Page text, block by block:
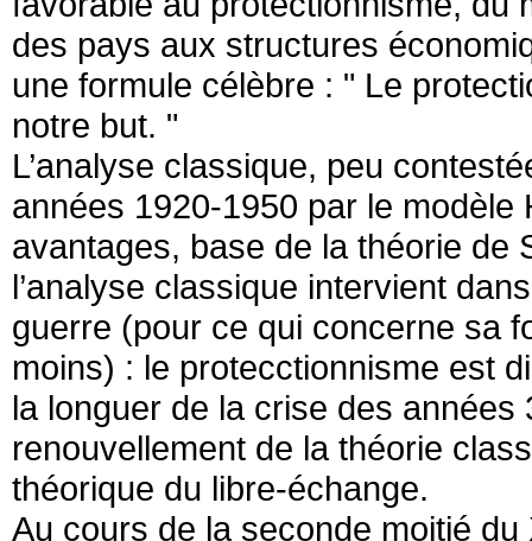
des pays aux structures
une formule célèbre : " Le
notre but. "
L’analyse classique, peu
années 1920-1950 par le modèle
avantages, base de la théorie de
l’analyse classique intervient
guerre (pour ce qui concerne sa
moins) : le protecctionnisme est
la longuer de la crise des
renouvellement de la théorie
théorique du libre-échange.
Au cours de la seconde moitié